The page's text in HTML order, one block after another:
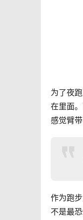
为了夜
在里面
感觉臂
作为跑
不是最